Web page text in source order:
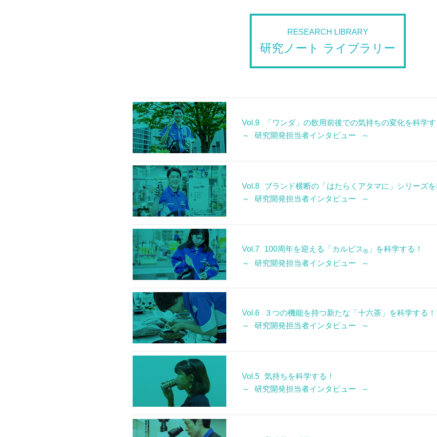
RESEARCH LIBRARY
研究ノート ライブラリー
Vol.9
「ワンダ」の飲用前後での気持ちの変化を科学す
～ 研究開発担当者インタビュー ～
Vol.8 ブランド横断の「はたらくアタマに」シリーズを
～ 研究開発担当者インタビュー ～
Vol.7 100周年を迎える「カルピス® 」を科学する！
～ 研究開発担当者インタビュー ～
Vol.6
３つの機能を持つ新たな「十六茶」を科学する！
～ 研究開発担当者インタビュー ～
Vol.5気持ちを科学する！
～ 研究開発担当者インタビュー ～